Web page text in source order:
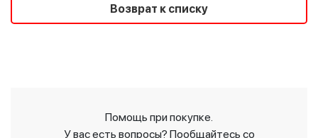
Возврат к списку
Помощь при покупке.
У вас есть вопросы? Пообщайтесь со